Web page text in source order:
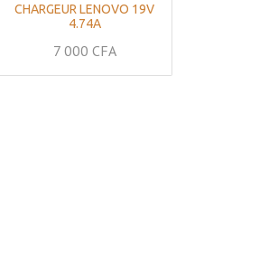
CHARGEUR LENOVO 19V
4.74A
7 000 CFA